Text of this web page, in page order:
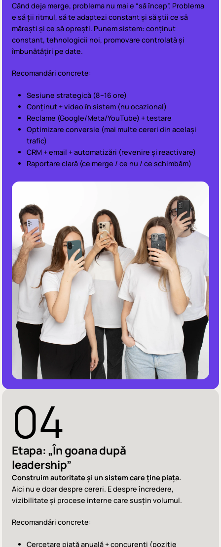
Când deja merge, problema nu mai e “să încep”. Problema
e să ții ritmul, să te adaptezi constant și să știi ce să
mărești și ce să oprești. Punem sistem: conținut
constant, tehnologicii noi, promovare controlată și
îmbunătățiri pe date.
Recomandări concrete:
Sesiune strategică (8–16 ore)
Conținut + video în sistem (nu ocazional)
Reclame (Google/Meta/YouTube) + testare
Optimizare conversie (mai multe cereri din același
trafic)
CRM + email + automatizări (revenire și reactivare)
Raportare clară (ce merge / ce nu / ce schimbăm)
04
Etapa: „În goana după
leadership”
Construim autoritate și un sistem care ține piața.
Aici nu e doar despre cereri. E despre încredere,
vizibilitate și procese interne care susțin volumul.
Recomandări concrete:
Cercetare piață anuală + concurenți (poziție